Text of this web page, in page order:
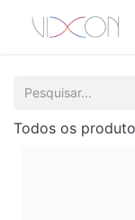
Todos os